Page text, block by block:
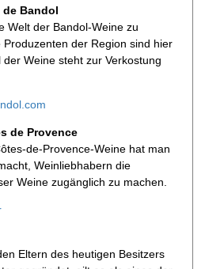
Bandol
Welt der Bandol-Weine zu
der Region sind hier
Weine steht zur Verkostung
de Provence
de-Provence-Weine hat man
Weinliebhabern die
Weine zugänglich zu machen.
Eltern des heutigen Besitzers